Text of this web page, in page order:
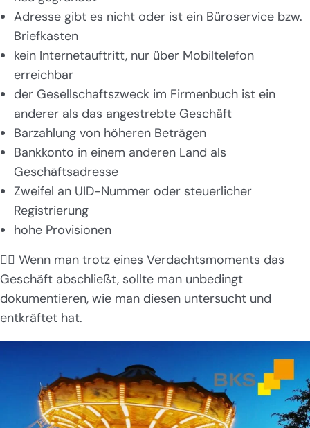
Adresse gibt es nicht oder ist ein Büroservice bzw.
Briefkasten
kein Internetauftritt, nur über Mobiltelefon
erreichbar
der Gesellschaftszweck im Firmenbuch ist ein
anderer als das angestrebte Geschäft
Barzahlung von höheren Beträgen
Bankkonto in einem anderen Land als
Geschäftsadresse
Zweifel an UID-Nummer oder steuerlicher
Registrierung
hohe Provisionen
👉🏻 Wenn man trotz eines Verdachtsmoments das
Geschäft abschließt, sollte man unbedingt
dokumentieren, wie man diesen untersucht und
entkräftet hat.